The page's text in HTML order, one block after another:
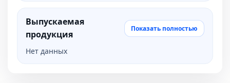
Выпускаемая
продукция
Показать полностью
Нет данных